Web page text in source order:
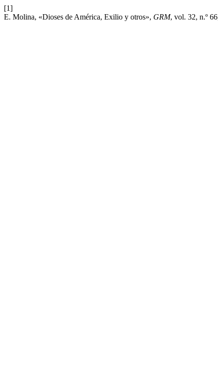
[1]
E. Molina, «Dioses de América, Exilio y otros», GRM, vol. 32, n.º